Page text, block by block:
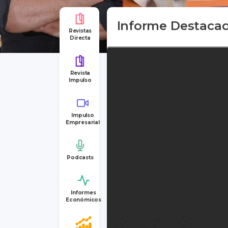
Revistas
Directa
Revista
Impulso
Impulso
Empresarial
Podcasts
Informes
Económicos
Informe